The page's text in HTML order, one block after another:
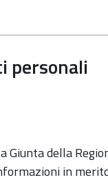
personali
della
in